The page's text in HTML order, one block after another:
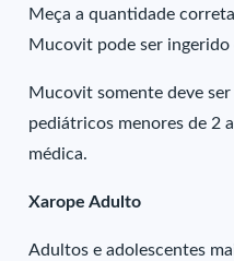
Meça a quantidade
Mucovit pode ser ingerido
Mucovit somente deve
pediátricos menores de 2
médica.
Xarope Adulto
Adultos e adolescentes